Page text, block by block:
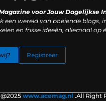
voor Jouw Dagelijkse
een wereld van boeiende blogs,
en frisse ideeën, allemaal op
Registreer
@2025www.acemag.nl .All Right